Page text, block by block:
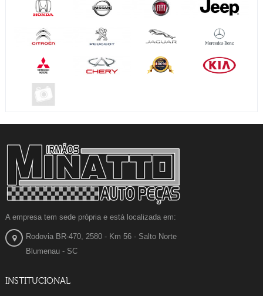
A empresa tem sede própria e está localizada em:
Rodovia BR-470, 2580 - Km 56 - Salto Norte
Blumenau - SC
INSTITUCIONAL